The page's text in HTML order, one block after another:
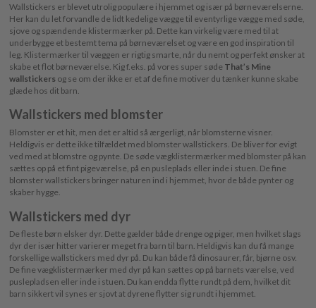
Wallstickers er blevet utrolig populære i hjemmet og især på børneværelserne.
Her kan du let forvandle de lidt kedelige vægge til eventyrlige vægge med søde,
sjove og spændende klistermærker på. Dette kan virkelig være med til at
underbygge et bestemt tema på børneværelset og være en god inspiration til
leg. Klistermærker til væggen er rigtig smarte, når du nemt og perfekt ønsker at
skabe et flot børneværelse. Kig f.eks. på vores super søde That’s Mine
wallstickersog se om der ikke er et af de fine motiver du tænker kunne skabe
glæde hos dit barn.
Wallstickers med blomster
Blomster er et hit, men det er altid så ærgerligt, når blomsterne visner.
Heldigvis er dette ikke tilfældet med blomster wallstickers. De bliver for evigt
ved med at blomstre og pynte. De søde vægklistermærker med blomster på kan
sættes op på et fint pigeværelse, på en pusleplads eller inde i stuen. De fine
blomster wallstickers bringer naturen ind i hjemmet, hvor de både pynter og
skaber hygge.
Wallstickers med dyr
De fleste børn elsker dyr. Dette gælder både drenge og piger, men hvilket slags
dyr der især hitter varierer meget fra barn til barn. Heldigvis kan du få mange
forskellige wallstickers med dyr på. Du kan både få dinosaurer, får, bjørne osv.
De fine vægklistermærker med dyr på kan sættes op på barnets værelse, ved
puslepladsen eller inde i stuen. Du kan endda flytte rundt på dem, hvilket dit
barn sikkert vil synes er sjovt at dyrene flytter sig rundt i hjemmet.